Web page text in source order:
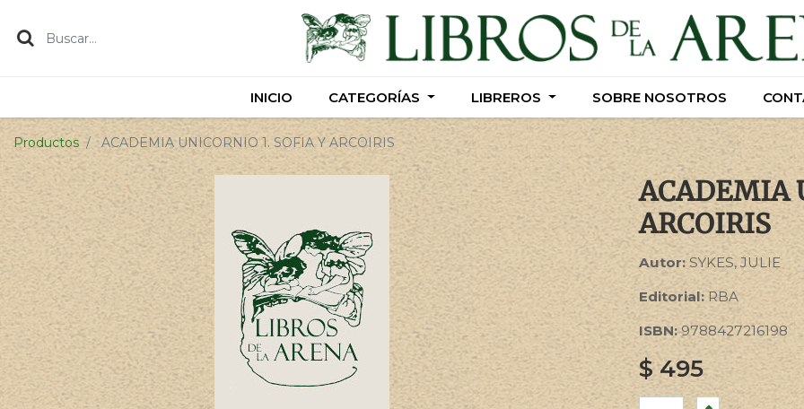
INICIO CATEGORÍAS LIBREROS SOBRE NOSOTROS
INICIO CATEGORÍAS LIBREROS SOBRE NOSOTROS
Productos ACADEMIA UNICORNIO 1. SOFIA Y ARCOIRIS
ACADEMIA
ARCOIRIS
Autor: SYKES, JULIE
Editorial: RBA
ISBN:9788427216198
$495